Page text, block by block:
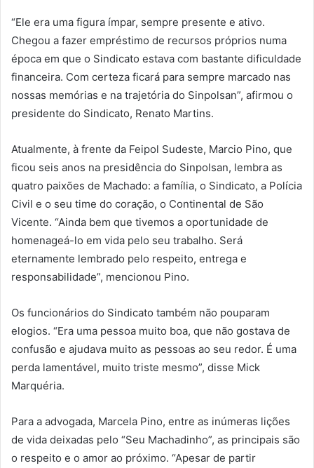
“Ele era uma figura ímpar, sempre presente e ativo.
Chegou a fazer empréstimo de recursos próprios numa
época em que o Sindicato estava com bastante dificuldade
financeira. Com certeza ficará para sempre marcado nas
nossas memórias e na trajetória do Sinpolsan”, afirmou o
presidente do Sindicato, Renato Martins.
Atualmente, à frente da Feipol Sudeste, Marcio Pino, que
ficou seis anos na presidência do Sinpolsan, lembra as
quatro paixões de Machado: a família, o Sindicato, a Polícia
Civil e o seu time do coração, o Continental de São
Vicente. “Ainda bem que tivemos a oportunidade de
homenageá-lo em vida pelo seu trabalho. Será
eternamente lembrado pelo respeito, entrega e
responsabilidade”, mencionou Pino.
Os funcionários do Sindicato também não pouparam
elogios. “Era uma pessoa muito boa, que não gostava de
confusão e ajudava muito as pessoas ao seu redor. É uma
perda lamentável, muito triste mesmo”, disse Mick
Marquéria.
Para a advogada, Marcela Pino, entre as inúmeras lições
de vida deixadas pelo “Seu Machadinho”, as principais são
o respeito e o amor ao próximo. “Apesar de partir